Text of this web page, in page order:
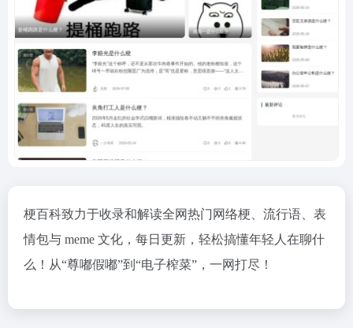
梗百科致力于收录和解读全网热门网络梗、流行语、表
情包与 meme 文化，每日更新，轻松搞懂年轻人在聊什
么！从“尊嘟假嘟”到“电子榨菜”，一网打尽！